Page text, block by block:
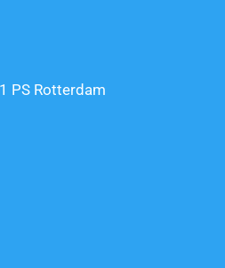
PS Rotterdam